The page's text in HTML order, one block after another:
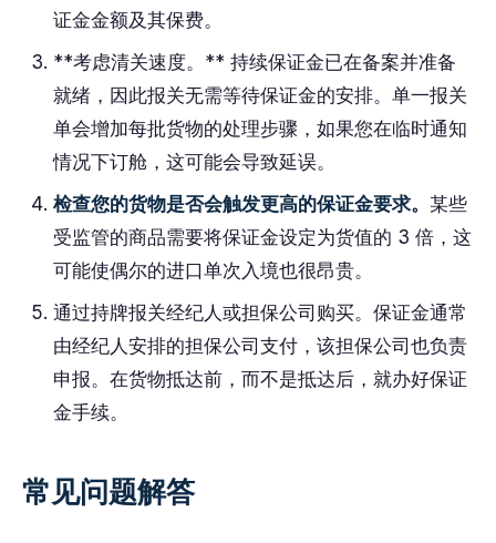
证金金额及其保费。
**考虑清关速度。** 持续保证金已在备案并准备
就绪，因此报关无需等待保证金的安排。单一报关
单会增加每批货物的处理步骤，如果您在临时通知
情况下订舱，这可能会导致延误。
检查您的货物是否会触发更高的保证金要求。 某些
受监管的商品需要将保证金设定为货值的 3 倍，这
可能使偶尔的进口单次入境也很昂贵。
通过持牌报关经纪人或担保公司购买。保证金通常
由经纪人安排的担保公司支付，该担保公司也负责
申报。在货物抵达前，而不是抵达后，就办好保证
金手续。
常见问题解答